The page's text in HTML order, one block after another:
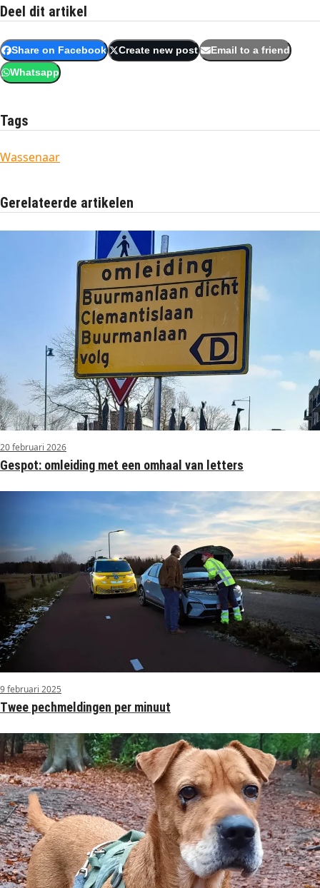
Deel dit artikel
Share on Facebook Create new post Email to a friend
Whatsapp
Tags
Wassenaar
Gerelateerde artikelen
20 februari 2026
Gespot: omleiding met een omhaal van letters
9 februari 2025
Twee pechmeldingen per minuut